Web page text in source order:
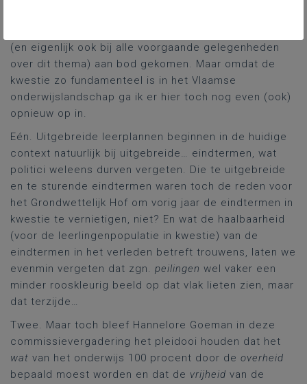
(en eigenlijk ook bij alle voorgaande gelegenheden
over dit thema) aan bod gekomen. Maar omdat de
kwestie zo fundamenteel is in het Vlaamse
onderwijslandschap ga ik er hier toch nog even (ook)
opnieuw op in.
Eén. Uitgebreide leerplannen beginnen in de huidige
context natuurlijk bij uitgebreide… eindtermen, wat
politici weleens durven vergeten. Die te uitgebreide
en te sturende eindtermen waren toch de reden voor
het Grondwettelijk Hof om vorig jaar de eindtermen in
kwestie te vernietigen, niet? En wat de haalbaarheid
(voor de leerlingenpopulatie in kwestie) van de
eindtermen in het verleden betreft trouwens, laten we
evenmin vergeten dat zgn. peilingen wel vaker een
minder rooskleurig beeld op dat vlak lieten zien, maar
dat terzijde…
Twee. Maar toch bleef Hannelore Goeman in deze
commissievergadering het pleidooi houden dat het
wat van het onderwijs 100 procent door de overheid
bepaald moest worden en dat de vrijheid van de